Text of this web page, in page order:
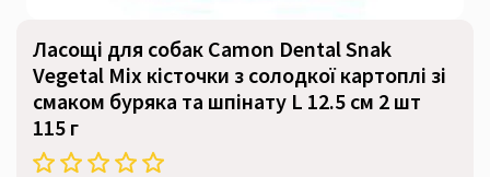
Ласощі для собак Camon Dental Snak
Vegetal Mix кісточки з солодкої картоплі зі
смаком буряка та шпінату L 12.5 см 2 шт
115 г